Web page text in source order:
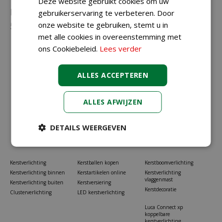
Neem gerust contact met ons op via023-
5581528ofinfo@koopkerstverlichting.nl
Kerstverlichting
Kerstverlichting binnen
Kerstverlichting buiten
Clusterverlichting
Kerstballen kopen
Kerstartikelen online
Kerstversiering
LED kerstverlichting
Kerstboomverlichting
Kerstverlichting
vlaggenmast
Kerstdecoratie
Luca Connect xp
koppelbare
gebruikerservaring te verbeteren. Door
onze website te gebruiken, stemt u in
met alle cookies in overeenstemming met
ons Cookiebeleid. Lees verder
ALLES ACCEPTEREN
ALLES AFWIJZEN
DETAILS WEERGEVEN